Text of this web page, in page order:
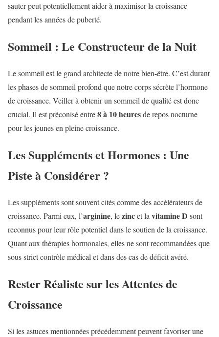
sauter peut potentiellement aider à maximiser la croissance
pendant les années de puberté.
Sommeil : Le Constructeur de la Nuit
Le sommeil est le grand architecte de notre bien-être. C’est durant
les phases de sommeil profond que notre corps sécrète l’hormone
de croissance. Veiller à obtenir un sommeil de qualité est donc
crucial. Il est préconisé entre8 à 10 heuresde repos nocturne
pour les jeunes en pleine croissance.
Les Suppléments et Hormones : Une
Piste à Considérer ?
Les suppléments sont souvent cités comme des accélérateurs de
croissance. Parmi eux, l’arginine, lezincet la vitamine D sont
reconnus pour leur rôle potentiel dans le soutien de la croissance.
Quant aux thérapies hormonales, elles ne sont recommandées que
sous strict contrôle médical et dans des cas de déficit avéré.
Rester Réaliste sur les Attentes de
Croissance
Si les astuces mentionnées précédemment peuvent favoriser une